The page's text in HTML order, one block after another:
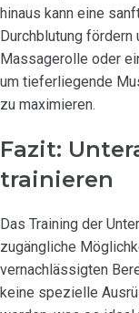
hinaus kann eine
Durchblutung fördern
Massagerolle oder
um tieferliegende
zu maximieren.
Fazit:
trainieren
Das Training der
zugängliche
vernachlässigten
keine spezielle